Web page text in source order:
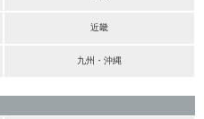
近畿
九州・沖縄